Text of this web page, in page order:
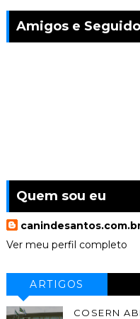
Amigos e
Quem sou eu
Ver meu perfil completo
ARTIGOS
COSERN